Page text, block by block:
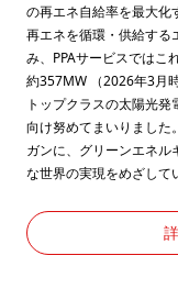
の再エネ自給率を最大化
再エネを循環・供給する
み、PPAサービスではこ
約357MW （2026年3月
トップクラスの太陽光
向け努めてまいりました
ガンに、グリーンエネ
な世界の実現をめざして